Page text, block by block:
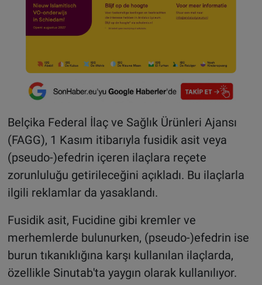
Belçika Federal İlaç ve Sağlık Ürünleri Ajansı
(FAGG), 1 Kasım itibarıyla fusidik asit veya
(pseudo-)efedrin içeren ilaçlara reçete
zorunluluğu getirileceğini açıkladı. Bu ilaçlarla
ilgili reklamlar da yasaklandı.
Fusidik asit, Fucidine gibi kremler ve
merhemlerde bulunurken, (pseudo-)efedrin ise
burun tıkanıklığına karşı kullanılan ilaçlarda,
özellikle Sinutab'ta yaygın olarak kullanılıyor.